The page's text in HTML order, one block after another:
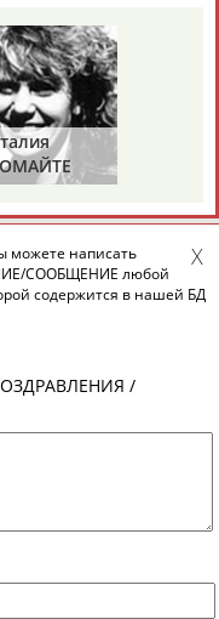
можете написать
СООБЩЕНИЕ любой
содержится в нашей БД
/